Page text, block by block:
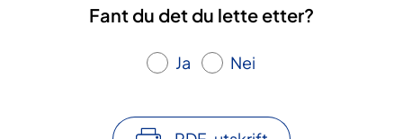
Fant du det du lette etter?
Ja Nei